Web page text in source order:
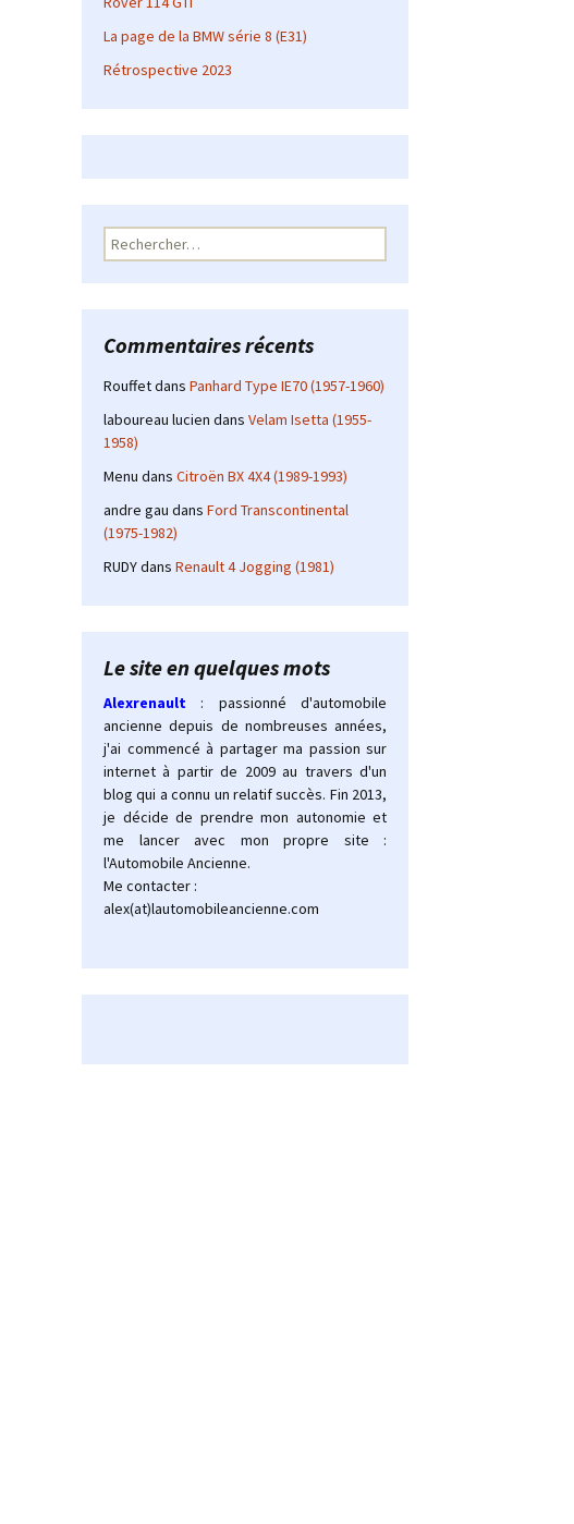
La page de la BMW série 8 (E31)
Rétrospective 2023
Rechercher :
Commentaires récents
Rouffetdans Panhard Type IE70 (1957-1960)
laboureau lucien dans Velam Isetta (1955-
1958)
Menu dans Citroën BX 4X4 (1989-1993)
andre gau dans Ford Transcontinental
(1975-1982)
RUDYdans Renault 4 Jogging (1981)
Le site en quelques mots
Alexrenault
: passionné d'automobile
ancienne depuis de nombreuses années,
j'ai commencé à partager ma passion sur
internet à partir de 2009 au travers d'un
blog qui a connu un relatif succès. Fin 2013,
je décide de prendre mon autonomie et
me lancer avec mon propre site :
l'Automobile Ancienne.
Me contacter :
alex(at)lautomobileancienne.com